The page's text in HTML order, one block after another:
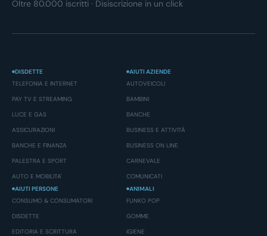
Oltre 80.000 iscritti · Disiscrizione in un click
DISDETTE
TELEFONIA E INTERNET
PAY TV E STREAMING
LUCE E GAS
ASSICURAZIONI
BANCHE E FINANZA
PALESTRA E SPORT
AUTO E MOBILITA'
AIUTI AZIENDE
AUTOVEICOLI
BAMBINI
BANCHE
BUSINESS E ATTIVITÀ
BUSINESS ON LINE
CARNEVALE
COMUNICATI
AIUTI PERSONE
CONSUMO & CONSUMATORI
DISDETTE
EDITORIA E SCRITTURA
ANIMALI
FUNKO POP
GOMME
IGIENE